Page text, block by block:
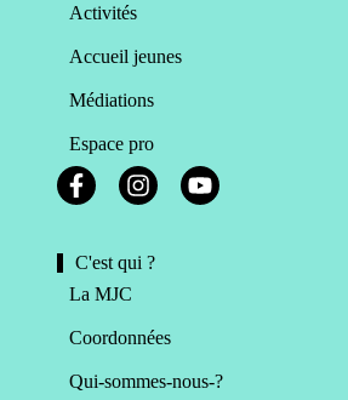
Activités
Accueil jeunes
Médiations
Espace pro
C'est qui ?
La MJC
Coordonnées
Qui-sommes-nous-?